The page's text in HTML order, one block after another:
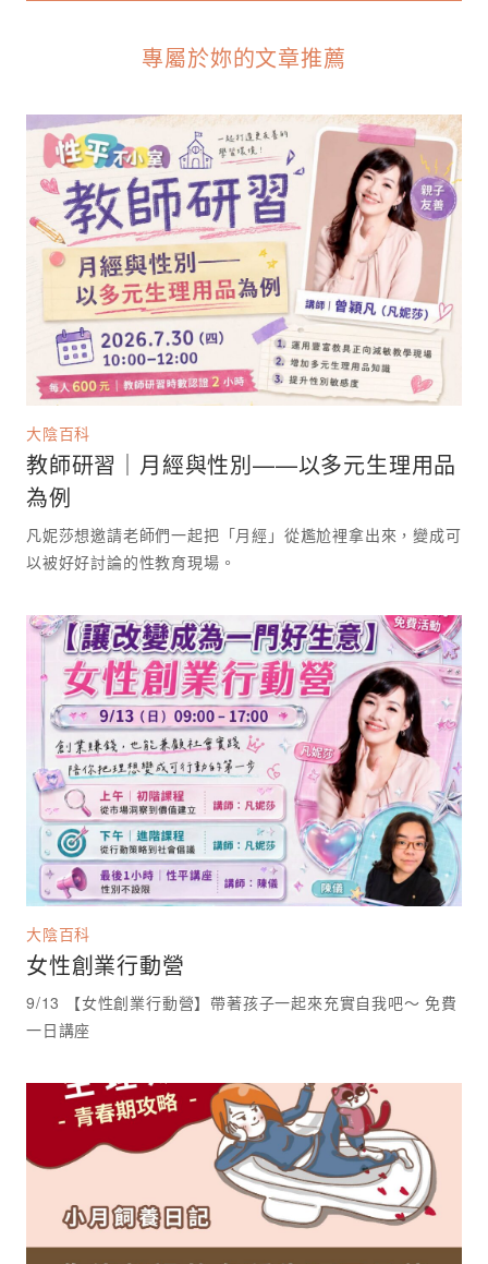
專屬於妳的文章推薦
大陰百科
教師研習｜月經與性別——以多元生理用品
為例
凡妮莎想邀請老師們一起把「月經」從尷尬裡拿出來，變成可
大陰百科
女性創業行動營
9/13 【女性創業行動營】帶著孩子一起來充實自我吧～ 免費